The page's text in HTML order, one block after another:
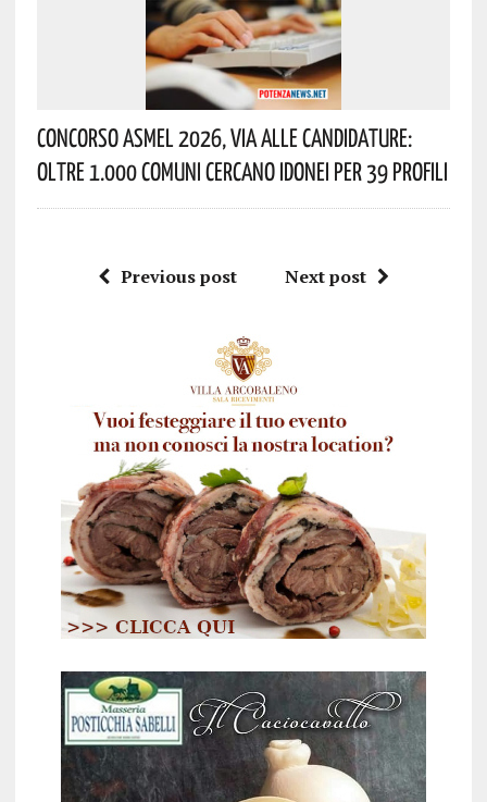
Concorso Asmel 2026, Via Alle Candidature:
Oltre 1.000 Comuni Cercano Idonei Per 39 Profili
Previous post Next post